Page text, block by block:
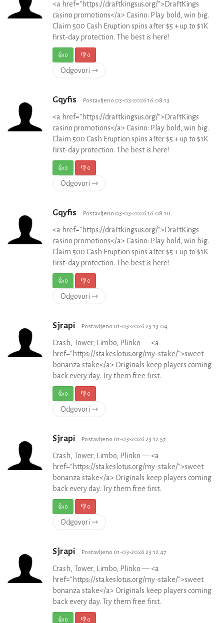
<a href="https://draftkingsus.org/">DraftKings
casino promotions</a> Casino: Play bold, win big.
Claim 500 Cash Eruption spins after $5 + up to $1K
first-day protection. The best is here!
👍0 👎0
Odgovori ⇾
Gqyfis Postavljeno 03-03-2026 16:08:13
<a href="https://draftkingsus.org/">DraftKings
casino promotions</a> Casino: Play bold, win big.
Claim 500 Cash Eruption spins after $5 + up to $1K
first-day protection. The best is here!
👍0 👎0
Odgovori ⇾
Gqyfis Postavljeno 03-03-2026 16:08:10
<a href="https://draftkingsus.org/">DraftKings
casino promotions</a> Casino: Play bold, win big.
Claim 500 Cash Eruption spins after $5 + up to $1K
first-day protection. The best is here!
👍0 👎0
Odgovori ⇾
Sjrapi Postavljeno 01-03-2026 23:13:04
Crash, Tower, Limbo, Plinko — <a
href="https://stakeslotus.org/my-stake/">sweet
bonanza stake</a> Originals keep players coming
back every day. Try them free first.
👍0 👎0
Odgovori ⇾
Sjrapi Postavljeno 01-03-2026 23:12:57
Crash, Tower, Limbo, Plinko — <a
href="https://stakeslotus.org/my-stake/">sweet
bonanza stake</a> Originals keep players coming
back every day. Try them free first.
👍0 👎0
Odgovori ⇾
Sjrapi Postavljeno 01-03-2026 23:12:47
Crash, Tower, Limbo, Plinko — <a
href="https://stakeslotus.org/my-stake/">sweet
bonanza stake</a> Originals keep players coming
back every day. Try them free first.
👍0 👎0